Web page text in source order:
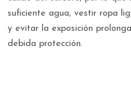
suficiente agua, vestir ropa
y evitar la exposición
debida protección.